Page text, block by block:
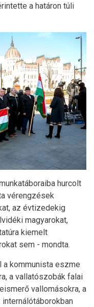
a határon túli
hurcolt
vérengzések
az évtizedekig
magyarokat,
kiemelt
sem - mondta.
kommunista eszme
a vallatószobák falai
vallomásokra, a